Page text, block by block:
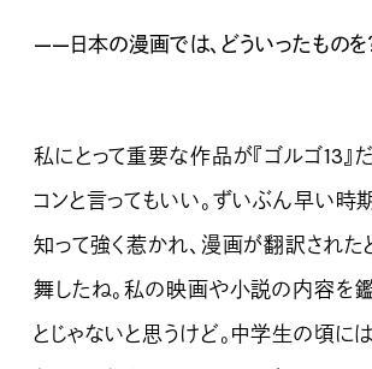
——日本の漫画では、どういったものを
私にとって重要な作品が『ゴルゴ13』
コンと言ってもいい。ずいぶん早い時
知って強く惹かれ、漫画が翻訳され
舞したね。私の映画や小説の内容を
とじゃないと思うけど。中学生の頃に